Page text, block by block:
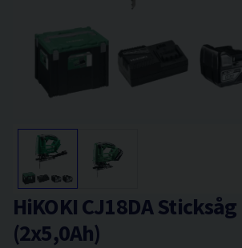
HiKOKI CJ18DA Sticksåg
(2x5,0Ah)